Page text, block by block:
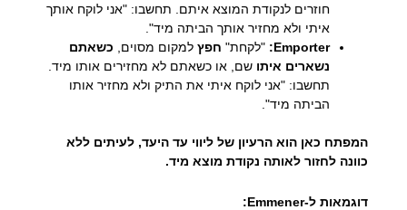
חוזרים לנקודת המוצא איתם. תחשבו: "אני לוקח אותך
איתי ולא מחזיר אותך הביתה מיד".
Emporter:
"לקחת" חפץלמקום מסוים, כשאתם
נשארים איתו שם, או כשאתם לא מחזירים אותו מיד.
תחשבו: "אני לוקח איתי את התיק ולא מחזיר אותו
הביתה מיד".
המפתח כאן הוא הרעיון של ליווי עד היעד, לעיתים ללא
כוונה לחזור לאותה נקודת מוצא מיד.
דוגמאות ל-Emmener: